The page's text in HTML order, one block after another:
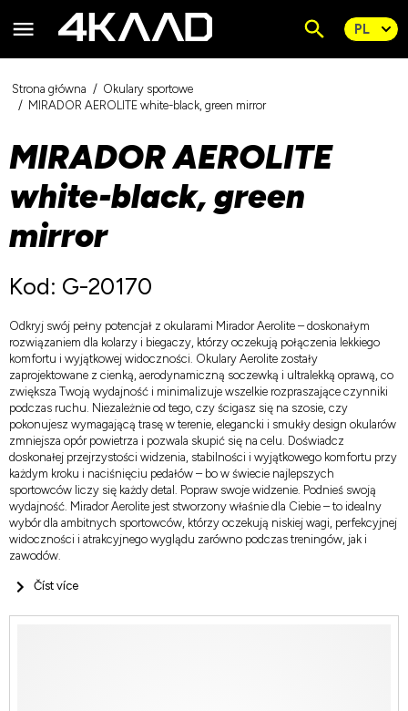
Strona główna
Okulary sportowe
MIRADOR AEROLITE white-black, green mirror
MIRADOR AEROLITE
white-black, green
mirror
Kod: G-20170
Odkryj swój pełny potencjał z okularami Mirador Aerolite – doskonałym
rozwiązaniem dla kolarzy i biegaczy, którzy oczekują połączenia lekkiego
komfortu i wyjątkowej widoczności. Okulary Aerolite zostały
zaprojektowane z cienką, aerodynamiczną soczewką i ultralekką oprawą, co
zwiększa Twoją wydajność i minimalizuje wszelkie rozpraszające czynniki
podczas ruchu. Niezależnie od tego, czy ścigasz się na szosie, czy
pokonujesz wymagającą trasę w terenie, elegancki i smukły design okularów
zmniejsza opór powietrza i pozwala skupić się na celu. Doświadcz
doskonałej przejrzystości widzenia, stabilności i wyjątkowego komfortu przy
każdym kroku i naciśnięciu pedałów – bo w świecie najlepszych
sportowców liczy się każdy detal. Popraw swoje widzenie. Podnieś swoją
wydajność. Mirador Aerolite jest stworzony właśnie dla Ciebie – to idealny
wybór dla ambitnych sportowców, którzy oczekują niskiej wagi, perfekcyjnej
widoczności i atrakcyjnego wyglądu zarówno podczas treningów, jak i
zawodów.
Číst více